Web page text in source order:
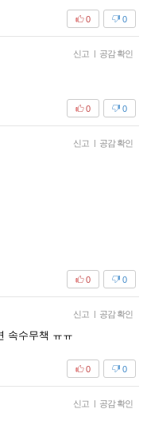
0
0
신고 | 공감 확인
0
0
신고 | 공감 확인
0
0
신고 | 공감 확인
속수무책 ㅠㅠ
0
0
신고 | 공감 확인